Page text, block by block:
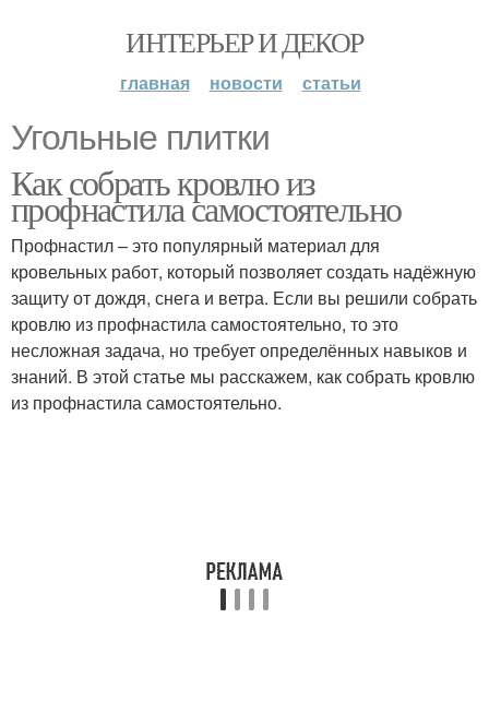
ИНТЕРЬЕР И ДЕКОР
главная новости статьи
Угольные плитки
Как собрать кровлю из
профнастила самостоятельно
Профнастил – это популярный материал для
кровельных работ, который позволяет создать надёжную
защиту от дождя, снега и ветра. Если вы решили собрать
кровлю из профнастила самостоятельно, то это
несложная задача, но требует определённых навыков и
знаний. В этой статье мы расскажем, как собрать кровлю
из профнастила самостоятельно.